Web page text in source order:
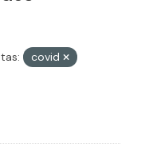
covid